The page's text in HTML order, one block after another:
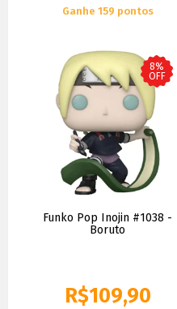
Ganhe 159 pontos
8%
OFF
Funko Pop Inojin #1038 -
Boruto
R$109,90